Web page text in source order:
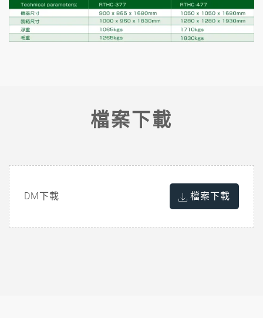
檔案下載
DM下載 檔案下載